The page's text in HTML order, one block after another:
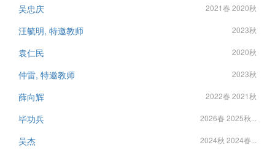
吴忠庆 2021春 2020秋
汪毓明, 特邀教师 2023秋
袁仁民 2020秋
仲雷, 特邀教师 2023秋
薛向辉 2022春 2021秋
毕功兵 2026春 2025秋...
吴杰 2024秋 2024春...